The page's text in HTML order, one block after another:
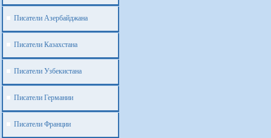
Писатели Азербайджана
Писатели Казахстана
Писатели Узбекистана
Писатели Германии
Писатели Франции